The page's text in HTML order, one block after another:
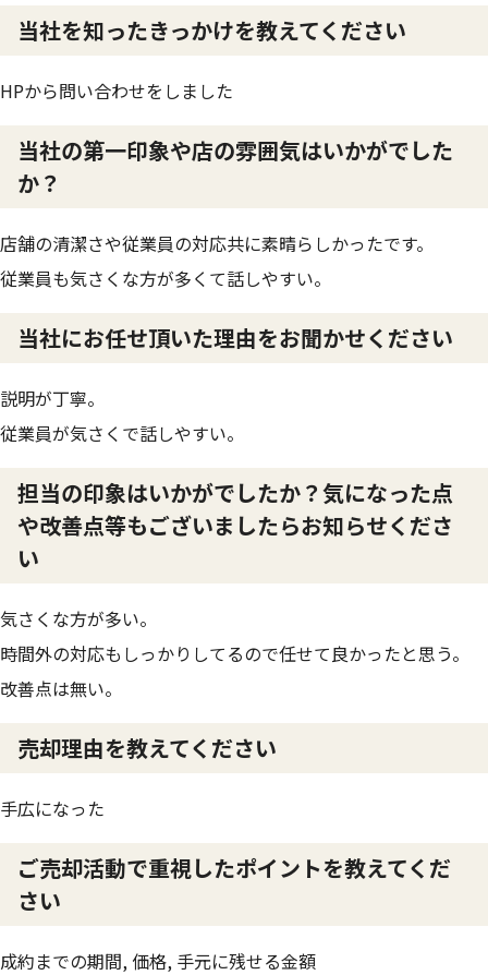
当社を知ったきっかけを教えてください
HPから問い合わせをしました
当社の第一印象や店の雰囲気はいかがでした
か？
店舗の清潔さや従業員の対応共に素晴らしかったです。
従業員も気さくな方が多くて話しやすい。
当社にお任せ頂いた理由をお聞かせください
説明が丁寧。
従業員が気さくで話しやすい。
担当の印象はいかがでしたか？気になった点
や改善点等もございましたらお知らせくださ
い
気さくな方が多い。
時間外の対応もしっかりしてるので任せて良かったと思う。
改善点は無い。
売却理由を教えてください
手広になった
ご売却活動で重視したポイントを教えてくだ
さい
成約までの期間, 価格, 手元に残せる金額